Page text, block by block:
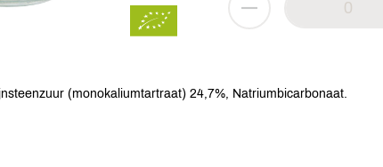
(monokaliumtartraat) 24,7%, Natriumbicarbonaat.